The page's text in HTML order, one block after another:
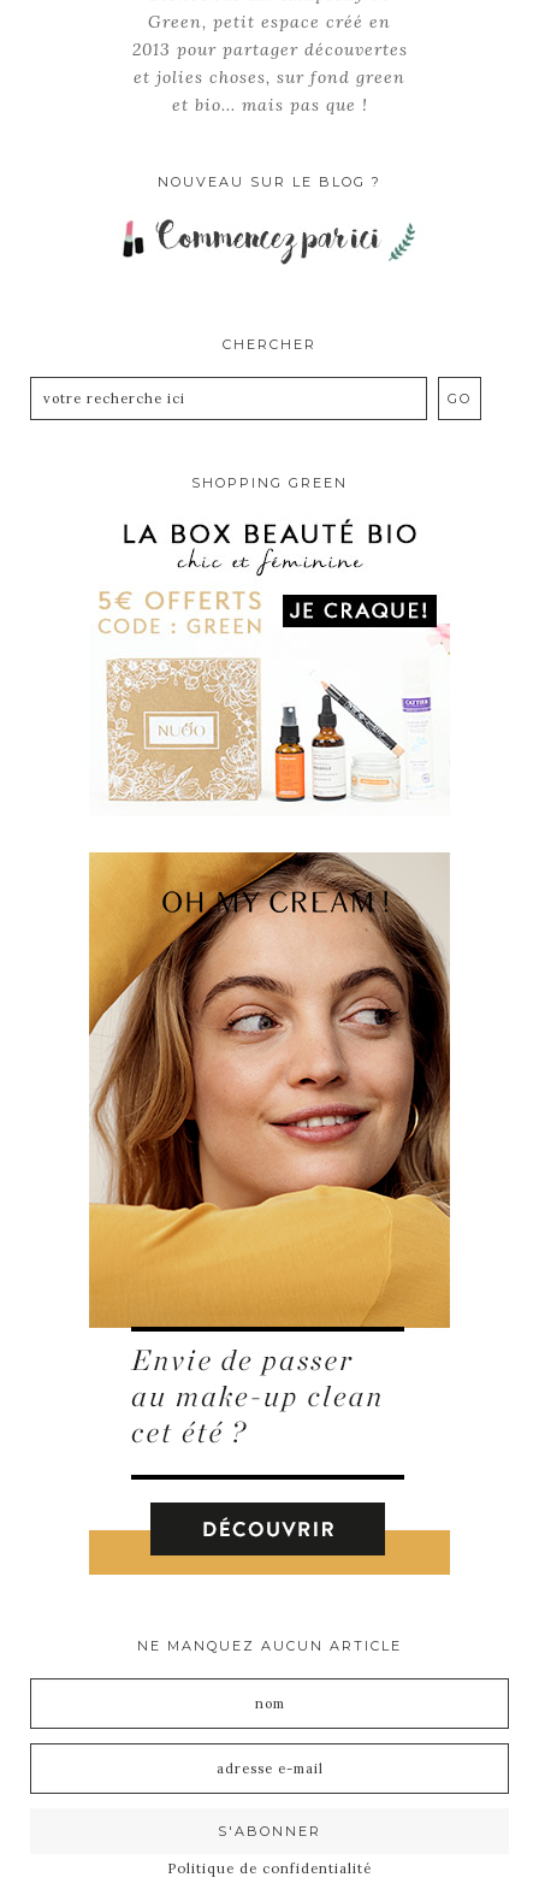
Green, petit espace créé en
2013 pour partager découvertes
et jolies choses, sur fond green
et bio... mais pas que !
NOUVEAU SUR LE BLOG ?
CHERCHER
SHOPPING GREEN
NE MANQUEZ AUCUN ARTICLE
Politique de confidentialité